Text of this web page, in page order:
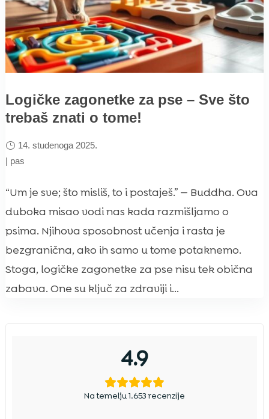
Logičke zagonetke za pse – Sve što
trebaš znati o tome!
14. studenoga 2025.
| pas
“Um je sve; što misliš, to i postaješ.” — Buddha. Ova
duboka misao vodi nas kada razmišljamo o
psima. Njihova sposobnost učenja i rasta je
bezgranična, ako ih samo u tome potaknemo.
Stoga, logičke zagonetke za pse nisu tek obična
zabava. One su ključ za zdraviji i...
4.9
Na temelju 1.653 recenzije